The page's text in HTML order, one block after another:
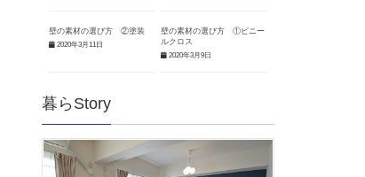
壁の素材の選び方 ②塗装
2020年3月11日
壁の素材の選び方 ①ビニー
ルクロス
2020年3月9日
暮らStory